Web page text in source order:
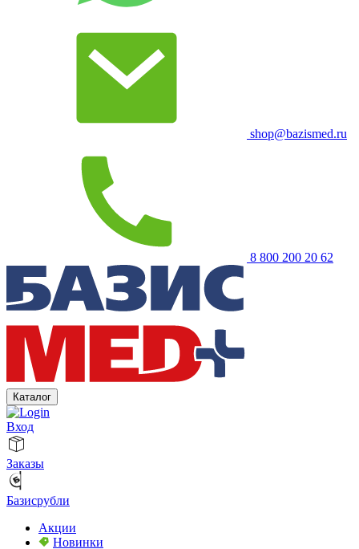
shop@bazismed.ru
8 800 200 20 62
Каталог
Вход
Заказы
Базисрубли
Акции
Новинки